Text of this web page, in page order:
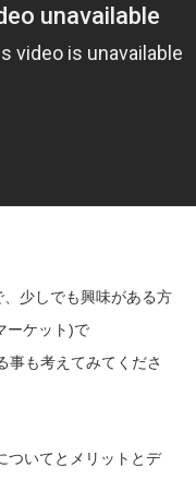
少しでも興味がある方
ーケット)で
事も考えてみてくださ
ついてとメリットとデ